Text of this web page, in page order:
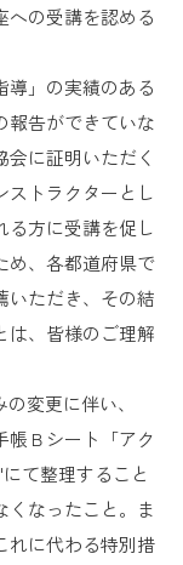
への受講を認める
導」の実績のある
報告ができていな
に証明いただく
ストラクターとし
る方に受講を促し
め、各都道府県で
いただき、その結
は、皆様のご理解
変更に伴い、
帳Ｂシート「アク
て整理すること
くなったこと。ま
れに代わる特別措